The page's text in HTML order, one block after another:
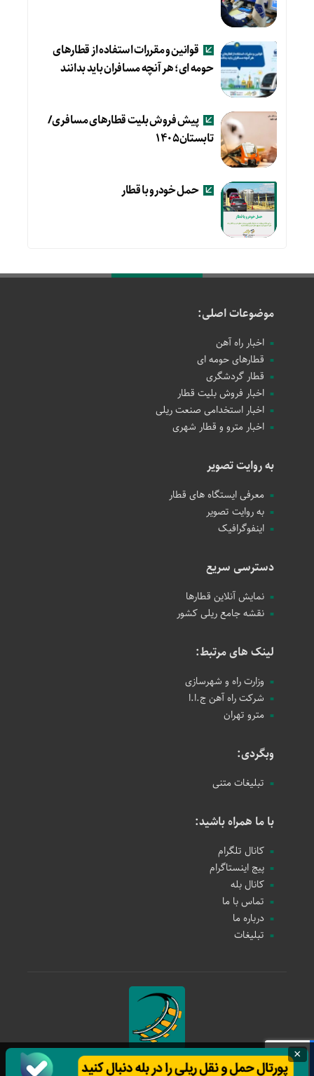
قوانین و مقررات استفاده از قطارهای
حومه ای؛ هر آنچه مسافران باید بدانند
پیش فروش بلیت قطارهای مسافری/
تابستان۱۴۰۵
حمل خودرو با قطار
موضوعات اصلی:
اخبار راه آهن
قطارهای حومه ای
قطار گردشگری
اخبار فروش بلیت قطار
اخبار استخدامی صنعت ریلی
اخبار مترو و قطار شهری
به روایت تصویر
معرفی ایستگاه های قطار
به روایت تصویر
اینفوگرافیک
دسترسی سریع
نمایش آنلاین قطارها
نقشه جامع ریلی کشور
لینک های مرتبط:
وزارت راه و شهرسازی
شرکت راه آهن ج.ا.ا
مترو تهران
وبگردی:
تبلیغات متنی
با ما همراه باشید:
کانال تلگرام
پیج اینستاگرام
کانال بله
تماس با ما
درباره ما
تبلیغات
حمل و نقل ریلی
×